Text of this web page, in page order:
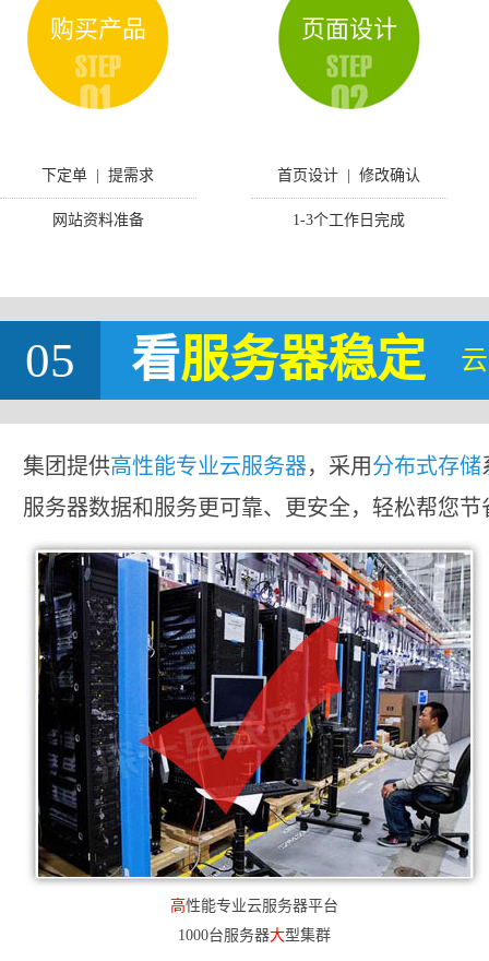
购买产品
下定单 | 提需求
网站资料准备
页面设计
首页设计 | 修改确认
1-3个工作日完成
05 看服务器稳定
集团提供高性能专业云服务器，采用分布式存储
服务器数据和服务更可靠、更安全，轻松帮您节
高性能专业云服务器平台
1000台服务器大型集群